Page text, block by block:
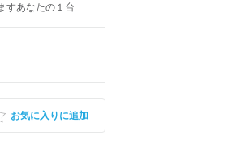
すあなたの１台
お気に入りに追加